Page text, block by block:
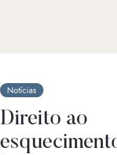
Notícias
Direito ao